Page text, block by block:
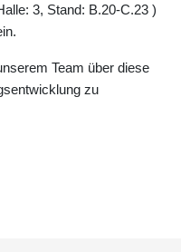
3, Stand: B.20-C.23 )
Team über diese
zu